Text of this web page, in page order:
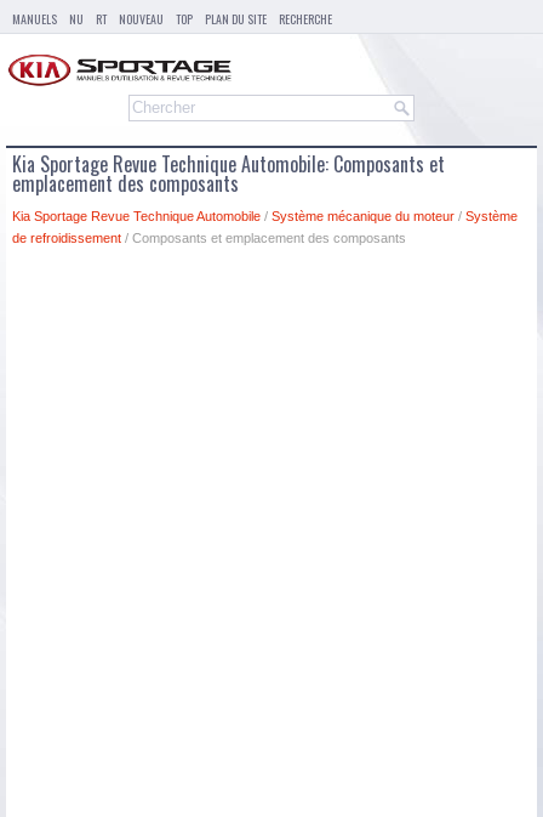
MANUELS NU RT NOUVEAU TOP PLAN DU SITE RECHERCHE
Kia Sportage Revue Technique Automobile: Composants et
emplacement des composants
Kia Sportage Revue Technique Automobile / Système mécanique du moteur / Système
de refroidissement / Composants et emplacement des composants